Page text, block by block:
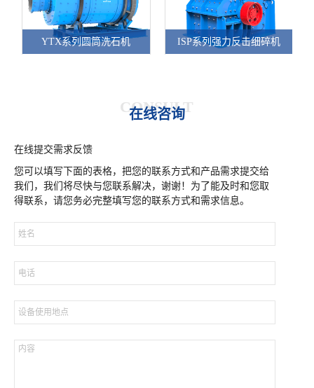
YTX系列圆筒洗石机 ISP系列强力反击细碎机
CONSULT
在线咨询
在线提交需求反馈
您可以填写下面的表格，把您的联系方式和产品需求提交给
我们，我们将尽快与您联系解决，谢谢！为了能及时和您取
得联系，请您务必完整填写您的联系方式和需求信息。